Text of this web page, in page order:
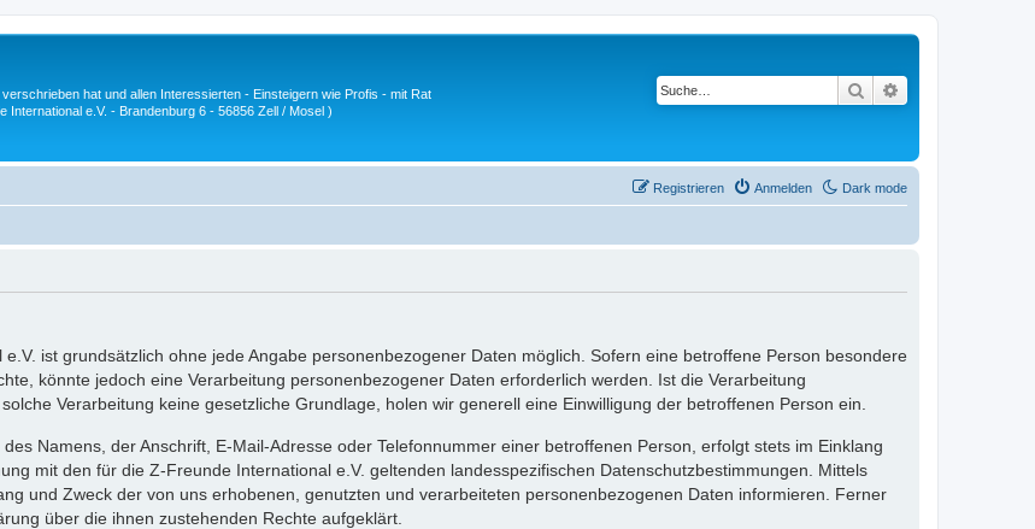
hat und allen Interessierten - Einsteigern wie Profis - mit Rat
e.V. - Brandenburg 6 - 56856 Zell / Mosel )
Suche
Dark mode
Anmelden
Registrieren
ist grundsätzlich ohne jede Angabe personenbezogener Daten möglich. Sofern eine betroffene Person besondere
könnte jedoch eine Verarbeitung personenbezogener Daten erforderlich werden. Ist die Verarbeitung
Verarbeitung keine gesetzliche Grundlage, holen wir generell eine Einwilligung der betroffenen Person ein.
Namens, der Anschrift, E-Mail-Adresse oder Telefonnummer einer betroffenen Person, erfolgt stets im Einklang
mit den für die Z-Freunde International e.V. geltenden landesspezifischen Datenschutzbestimmungen. Mittels
und Zweck der von uns erhobenen, genutzten und verarbeiteten personenbezogenen Daten informieren. Ferner
über die ihnen zustehenden Rechte aufgeklärt.